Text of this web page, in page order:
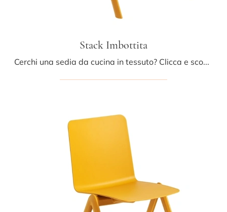
Stack Imbottita
Cerchi una sedia da cucina in tessuto? Clicca e scopri il modello Stack Imbottita di Midj per ultimare i tuoi interni ottimamente.